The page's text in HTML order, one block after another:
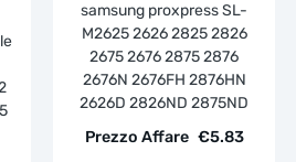
samsung proxpress SL-
M2625 2626 2825 2826
2675 2676 2875 2876
2676N 2676FH 2876HN
2626D 2826ND 2875ND
€5.83
Prezzo Affare